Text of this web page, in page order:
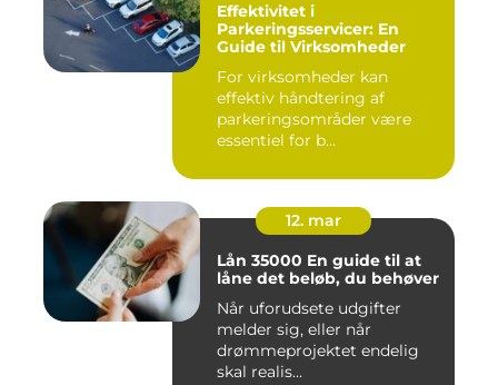
Effektivitet i
Parkeringsservicer: En
Guide til Virksomheder
For virksomheder kan
effektiv håndtering af
parkeringsområder være
essentiel for b...
12. mar
Lån 35000 En guide til at
låne det beløb, du behøver
Når uforudsete udgifter
melder sig, eller når
drømmeprojektet endelig
skal realis...